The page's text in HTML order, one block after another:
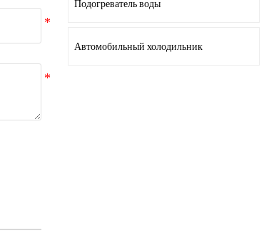
Подогреватель воды
Автомобильный холодильник